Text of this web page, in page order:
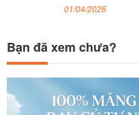
01/04/2026
Bạn đã xem chưa?